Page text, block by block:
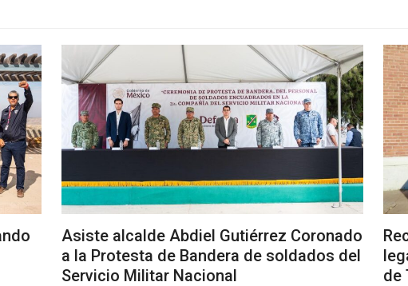
Asiste alcalde Abdiel Gutiérrez Coronado
a la Protesta de Bandera de soldados del
Servicio Militar Nacional
de